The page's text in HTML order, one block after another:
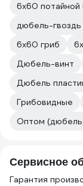
6х60 потайной
дюбель-
6х60 гриб
Дюбель-винт
Дюбель
Грибовидные
Оптом
Сервисное
Гарантия